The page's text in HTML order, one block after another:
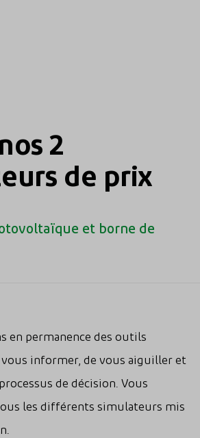
2
de prix
et borne de
en permanence des outils
informer, de vous aiguiller et
de décision. Vous
les différents simulateurs mis